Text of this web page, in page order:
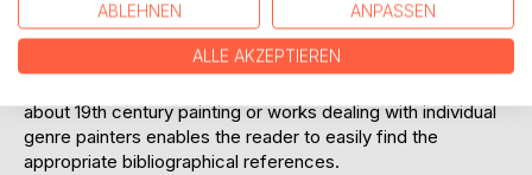
The bibliography focuses on 19th century genre painting in
Europe and the USA and includes more than 500
references of mainly German and English works. The
about 19th century painting or works dealing with individual
genre painters enables the reader to easily find the
appropriate bibliographical references.
ABLEHNEN ANPASSEN
ALLE AKZEPTIEREN